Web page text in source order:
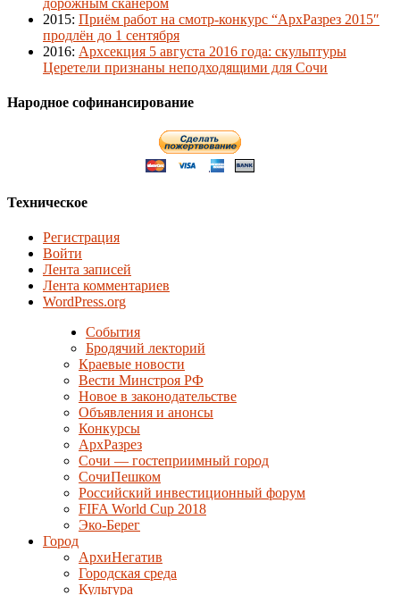
дорожным сканером
2015: Приём работ на смотр-конкурс “АрхРазрез 2015″
продлён до 1 сентября
2016: Архсекция 5 августа 2016 года: скульптуры
Церетели признаны неподходящими для Сочи
Народное софинансирование
Техническое
Регистрация
Войти
Лента записей
Лента комментариев
WordPress.org
События
Бродячий лекторий
Краевые новости
Вести Минстроя РФ
Новое в законодательстве
Объявления и анонсы
Конкурсы
АрхРазрез
Сочи — гостеприимный город
СочиПешком
Российский инвестиционный форум
FIFA World Cup 2018
Эко-Берег
Город
АрхиНегатив
Городская среда
Культура